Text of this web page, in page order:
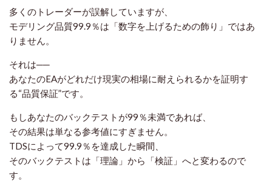
多くのトレーダーが誤解していますが、
モデリング品質99.9％は「数字を上げるための飾り」ではあ
りません。
それは──
あなたのEAがどれだけ現実の相場に耐えられるかを証明す
る“品質保証”です。
もしあなたのバックテストが99％未満であれば、
その結果は単なる参考値にすぎません。
TDSによって99.9％を達成した瞬間、
そのバックテストは「理論」から「検証」へと変わるので
す。